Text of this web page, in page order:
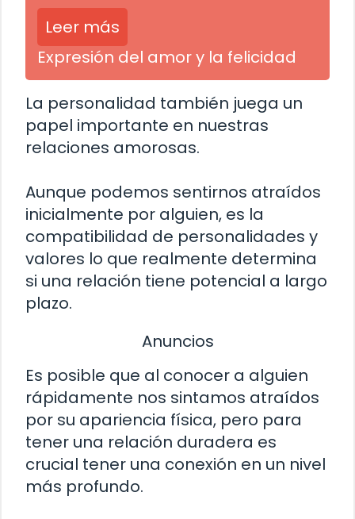
Leer más
Expresión del amor y la felicidad
La personalidad también juega un
papel importante en nuestras
relaciones amorosas.
Aunque podemos sentirnos atraídos
inicialmente por alguien, es la
compatibilidad de personalidades y
valores lo que realmente determina
si una relación tiene potencial a largo
plazo.
Anuncios
Es posible que al conocer a alguien
rápidamente nos sintamos atraídos
por su apariencia física, pero para
tener una relación duradera es
crucial tener una conexión en un nivel
más profundo.